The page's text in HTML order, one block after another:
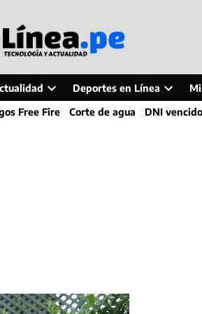
Open
dropdown
Deportes en Línea
Open
dropdown
Free Fire Corte de agua DNI vencido